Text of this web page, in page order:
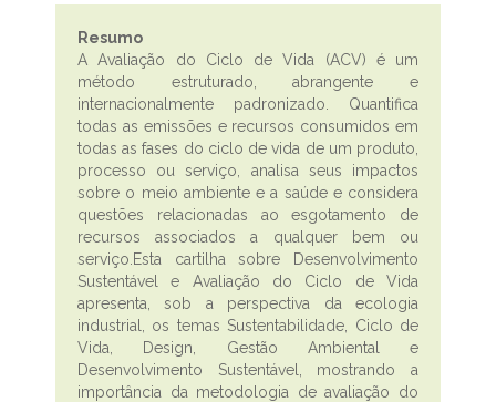
Resumo
A Avaliação do Ciclo de Vida (ACV) é um
método estruturado, abrangente e
internacionalmente padronizado. Quantifica
todas as emissões e recursos consumidos em
todas as fases do ciclo de vida de um produto,
processo ou serviço, analisa seus impactos
sobre o meio ambiente e a saúde e considera
questões relacionadas ao esgotamento de
recursos associados a qualquer bem ou
serviço.Esta cartilha sobre Desenvolvimento
Sustentável e Avaliação do Ciclo de Vida
apresenta, sob a perspectiva da ecologia
industrial, os temas Sustentabilidade, Ciclo de
Vida, Design, Gestão Ambiental e
Desenvolvimento Sustentável, mostrando a
importância da metodologia de avaliação do